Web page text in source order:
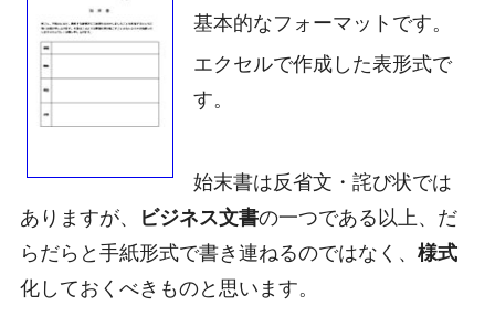
基本的なフォーマットです。
エクセルで作成した表形式で
す。
始末書は反省文・詫び状では
ありますが、
ビジネス文書の一つである以上、だ
らだらと手紙形式で書き連ねるのではなく、 様式
化しておくべきものと思います。